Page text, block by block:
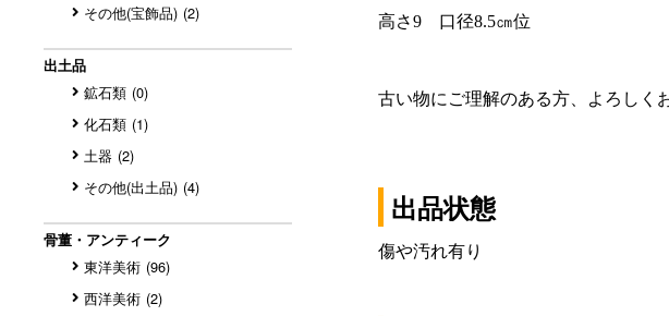
その他(宝飾品) (2)
出土品
鉱石類 (0)
化石類 (1)
土器 (2)
その他(出土品) (4)
骨董・アンティーク
東洋美術 (96)
西洋美術 (2)
出品状態
傷や汚れ有り